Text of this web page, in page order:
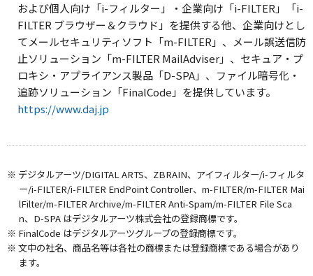
および個人向け「i-フィルター」・企業向け「i-FILTER」「i-
FILTER ブラウザー＆クラウド」を提供する他、企業向けとし
てメールセキュリティソフト「m-FILTER」、メール誤送信防
止ソリューション「m-FILTER MailAdviser」、セキュア・プ
ロキシ・アプライアンス製品「D-SPA」、ファイル暗号化・
追跡ソリューション「FinalCode」を提供しています。
https://www.daj.jp
※ デジタルアーツ/DIGITAL ARTS、ZBRAIN、アイフィルター/i-フィルタ
ー/i-FILTER/i-FILTER EndPoint Controller、m-FILTER/m-FILTER Mai
lFilter/m-FILTER Archive/m-FILTER Anti-Spam/m-FILTER File Sca
n、D-SPA はデジタルアーツ株式会社の登録商標です。
※ FinalCode はデジタルアーツグループの登録商標です。
※ 文中の社名、商品名等は各社の商標または登録商標である場合があり
ます。